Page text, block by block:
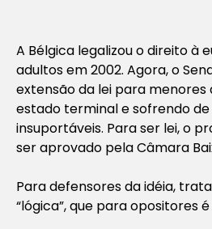
A Bélgica legalizou o direito à
adultos em 2002. Agora, o
extensão da lei para menores
estado terminal e sofrendo
insuportáveis. Para ser lei, o
ser aprovado pela Câmara
Para defensores da idéia,
“lógica”, que para opositores